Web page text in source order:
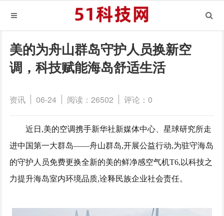
美的为舟山群岛守护人员换新空
调，科技赋能海岛舒适生活
资讯 06-24 阅读：26502 评论：0
近日,美的空调携手新华社新媒体中心、星球研究所走
进中国第一大群岛——舟山群岛,开展公益行动,为驻守海岛
的守护人员免费更换全新的美的鲜净感空气机T6,以科技之
力提升海岛室内环境品质,诠释民族企业社会责任。